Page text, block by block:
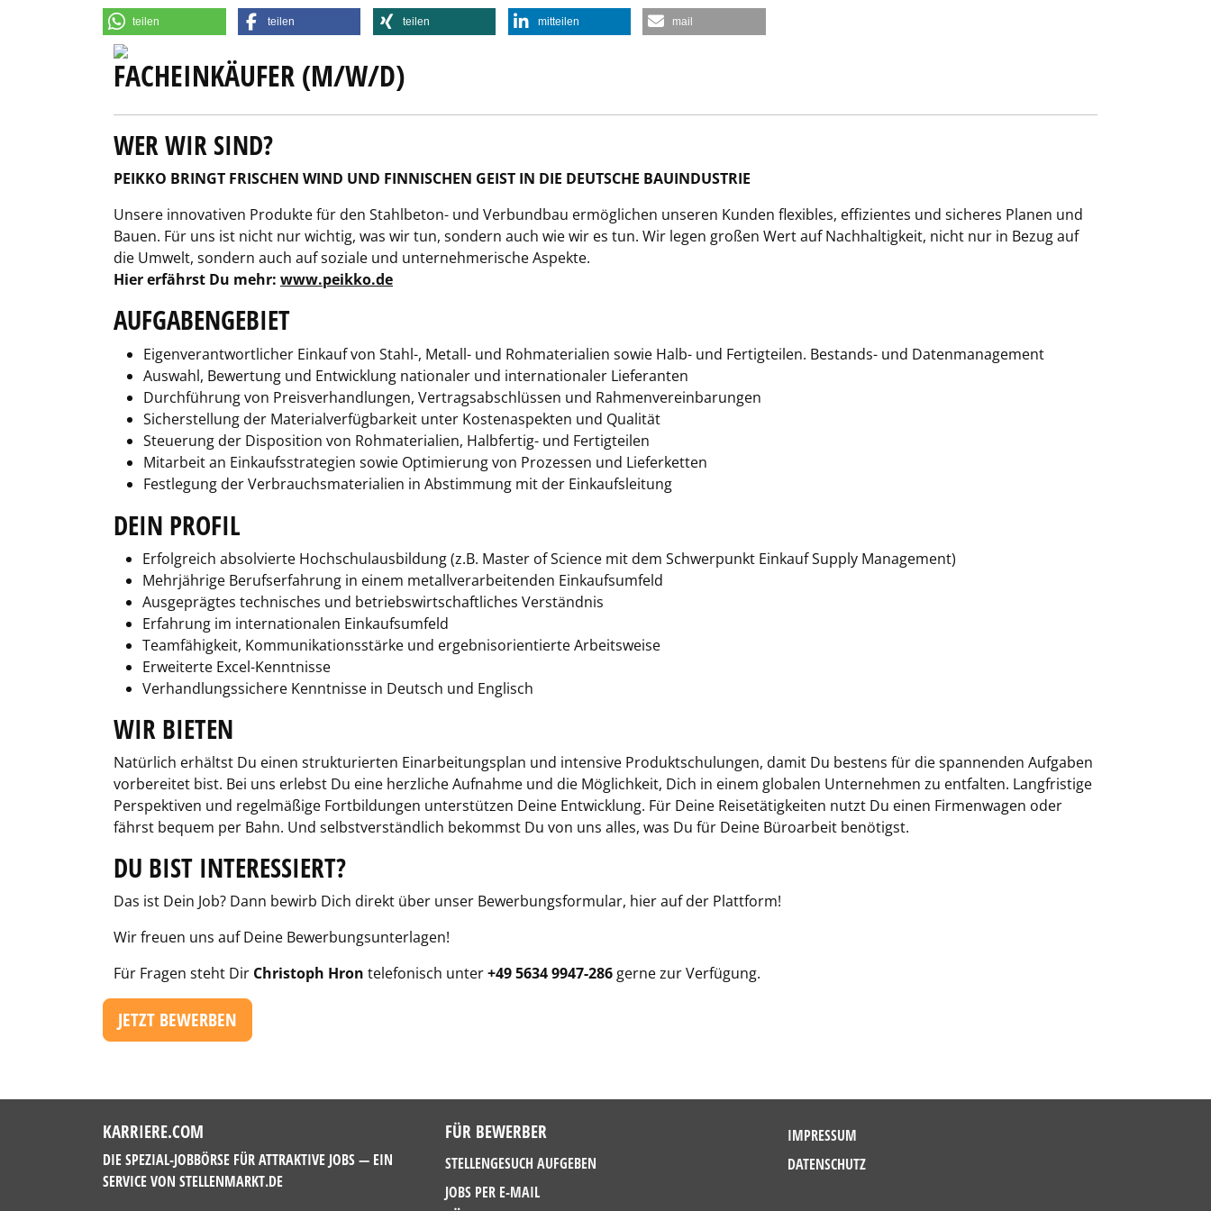
teilen teilen teilen mitteilen mail
FACHEINKÄUFER (M/W/D)
WER WIR SIND?
PEIKKO BRINGT FRISCHEN WIND UND FINNISCHEN GEIST IN DIE DEUTSCHE BAUINDUSTRIE
Unsere innovativen Produkte für den Stahlbeton- und Verbundbau ermöglichen unseren Kunden flexibles, effizientes und sicheres Planen und
Bauen. Für uns ist nicht nur wichtig, was wir tun, sondern auch wie wir es tun. Wir legen großen Wert auf Nachhaltigkeit, nicht nur in Bezug auf
die Umwelt, sondern auch auf soziale und unternehmerische Aspekte.
Hier erfährst Du mehr: www.peikko.de
AUFGABENGEBIET
Eigenverantwortlicher Einkauf von Stahl-, Metall- und Rohmaterialien sowie Halb- und Fertigteilen. Bestands- und Datenmanagement
Auswahl, Bewertung und Entwicklung nationaler und internationaler Lieferanten
Durchführung von Preisverhandlungen, Vertragsabschlüssen und Rahmenvereinbarungen
Sicherstellung der Materialverfügbarkeit unter Kostenaspekten und Qualität
Steuerung der Disposition von Rohmaterialien, Halbfertig- und Fertigteilen
Mitarbeit an Einkaufsstrategien sowie Optimierung von Prozessen und Lieferketten
Festlegung der Verbrauchsmaterialien in Abstimmung mit der Einkaufsleitung
DEIN PROFIL
Erfolgreich absolvierte Hochschulausbildung (z.B. Master of Science mit dem Schwerpunkt Einkauf Supply Management)
Mehrjährige Berufserfahrung in einem metallverarbeitenden Einkaufsumfeld
Ausgeprägtes technisches und betriebswirtschaftliches Verständnis
Erfahrung im internationalen Einkaufsumfeld
Teamfähigkeit, Kommunikationsstärke und ergebnisorientierte Arbeitsweise
Erweiterte Excel-Kenntnisse
Verhandlungssichere Kenntnisse in Deutsch und Englisch
WIR BIETEN
Natürlich erhältst Du einen strukturierten Einarbeitungsplan und intensive Produktschulungen, damit Du bestens für die spannenden Aufgaben
vorbereitet bist. Bei uns erlebst Du eine herzliche Aufnahme und die Möglichkeit, Dich in einem globalen Unternehmen zu entfalten. Langfristige
Perspektiven und regelmäßige Fortbildungen unterstützen Deine Entwicklung. Für Deine Reisetätigkeiten nutzt Du einen Firmenwagen oder
fährst bequem per Bahn. Und selbstverständlich bekommst Du von uns alles, was Du für Deine Büroarbeit benötigst.
DU BIST INTERESSIERT?
Das ist Dein Job? Dann bewirb Dich direkt über unser Bewerbungsformular, hier auf der Plattform!
Wir freuen uns auf Deine Bewerbungsunterlagen!
Für Fragen steht Dir Christoph Hron telefonisch unter+49 5634 9947-286 gerne zur Verfügung.
JETZT BEWERBEN
KARRIERE.COM
DIE SPEZIAL-JOBBÖRSE FÜR ATTRAKTIVE JOBS — EIN
SERVICE VON STELLENMARKT.DE
FÜR BEWERBER
STELLENGESUCH AUFGEBEN
JOBS PER E-MAIL
IMPRESSUM
DATENSCHUTZ